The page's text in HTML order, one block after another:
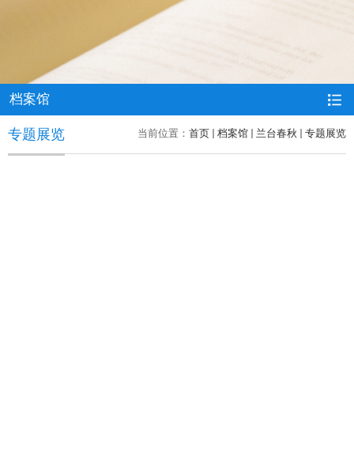
档案馆
当前位置： 首页 档案馆 兰台春秋 专题展览
专题展览